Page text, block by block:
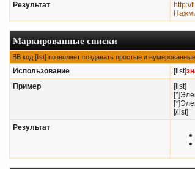
Результат
http://
Маркированные списки
BB код [list] позволяет создавать простые и
Использование [list]
Пример
[list]
[/list]
Результат